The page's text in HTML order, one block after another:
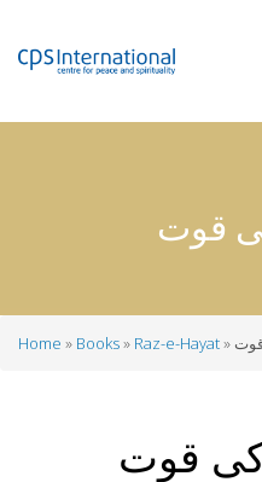
قوت
Home Books Raz-e-Hayat
قوت